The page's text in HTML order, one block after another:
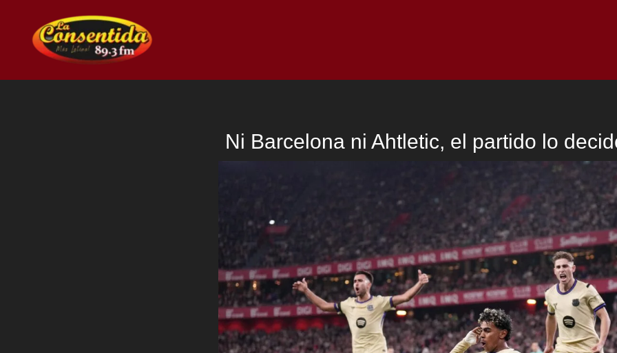
contenido
Ni Barcelona ni Ahtletic, el partido lo